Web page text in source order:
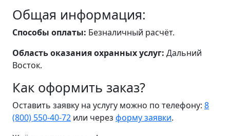
Общая информация:
Способы оплаты: Безналичный расчёт.
Область оказания охранных услуг: Дальний
Восток.
Как оформить заказ?
Оставить заявку на услугу можно по телефону: 8
(800) 550-40-72 или через форму заявки.